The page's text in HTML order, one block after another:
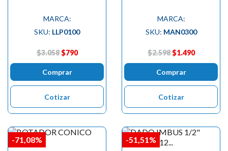
MARCA:
SKU: LLP0100
$3.058 $790
Comprar
Cotizar
MARCA:
SKU: MAN0300
$2.598 $1.490
Comprar
Cotizar
-71,08% -51,51%